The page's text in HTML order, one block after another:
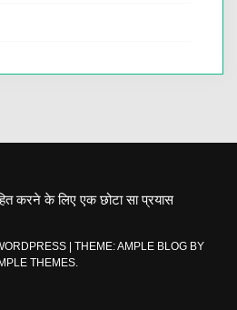
करने के लिए एक छोटा सा प्रयास
THEME: AMPLE BLOG BY
THEMES.